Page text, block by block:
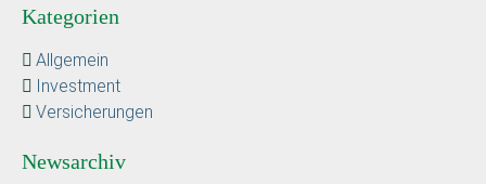
Kategorien
Allgemein
Investment
Versicherungen
Newsarchiv